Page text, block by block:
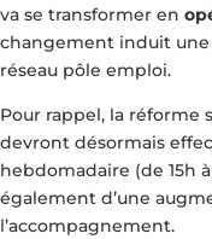
va se transformer en
changement induit
réseau pôle emploi.
Pour rappel, la réforme
devront désormais
hebdomadaire (de 15h
également d’une
l’accompagnement.